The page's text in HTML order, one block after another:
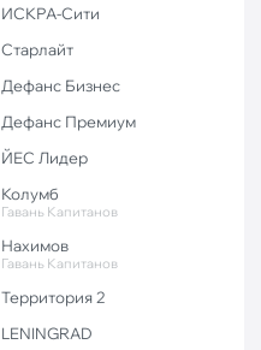
ИСКРА-Сити
Старлайт
Дефанс Бизнес
Дефанс Премиум
ЙЕС Лидер
Колумб
Гавань Капитанов
Нахимов
Гавань Капитанов
Территория 2
LENINGRAD